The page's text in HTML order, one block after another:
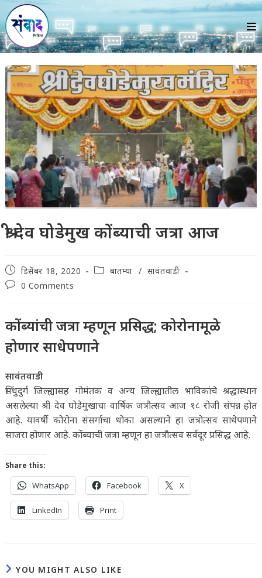
Skip
to
content
श्री देव घोडेमुख कोंब्याची जत्रा आज
Post
published:
डिसेंबर 18, 2020
Postबातम्या / सावंतवाडी
Post0 Comments
कोंब्यांची जत्रा म्हणून प्रसिद्ध; कोरोनामूळे
होणार साधेपणाने
सावंतवाडी
सिंधुदुर्ग जिल्ह्यासह गोमंतक व अन्य जिल्ह्यातील भाविकांचे श्रद्धास्थान
असलेल्या श्री देव घोडेमुखाचा वार्षिक जत्रौत्सव आज १८ रोजी संपन्न होत
आहे. यावर्षी कोरोना संसर्गाचा धोका असल्याने हा जत्रोत्सव साधेपणाने
साजरा होणार आहे. कोंब्याची जत्रा म्हणून हा जत्रौत्सव सर्वदूर प्रसिद्ध आहे.
Share this:
WhatsApp Facebook X
LinkedIn Print
YOU MIGHT ALSO LIKE